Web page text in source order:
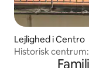
Lejlighed i Centro
Historisk